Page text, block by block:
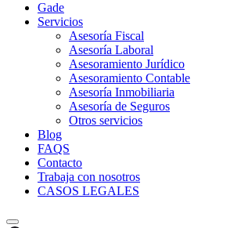
Gade
Servicios
Asesoría Fiscal
Asesoría Laboral
Asesoramiento Jurídico
Asesoramiento Contable
Asesoría Inmobiliaria
Asesoría de Seguros
Otros servicios
Blog
FAQS
Contacto
Trabaja con nosotros
CASOS LEGALES